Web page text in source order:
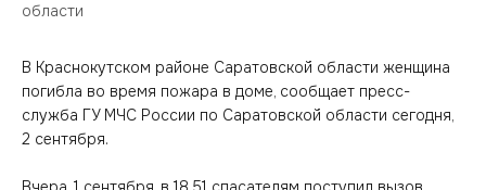
области
В Краснокутском районе Саратовской области женщина
погибла во время пожара в доме, сообщает пресс-
служба ГУ МЧС России по Саратовской области сегодня,
2 сентября.